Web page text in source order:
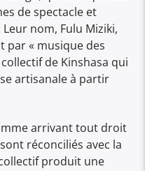
de spectacle et
nom, Fulu Miziki,
par « musique des
de Kinshasa qui
artisanale à partir
arrivant tout droit
réconciliés avec la
produit une